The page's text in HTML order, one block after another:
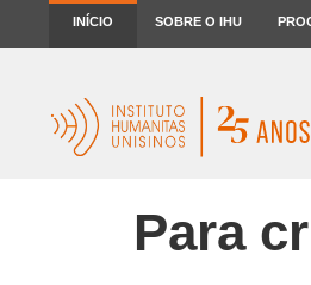
INÍCIO SOBRE O IHU
Para